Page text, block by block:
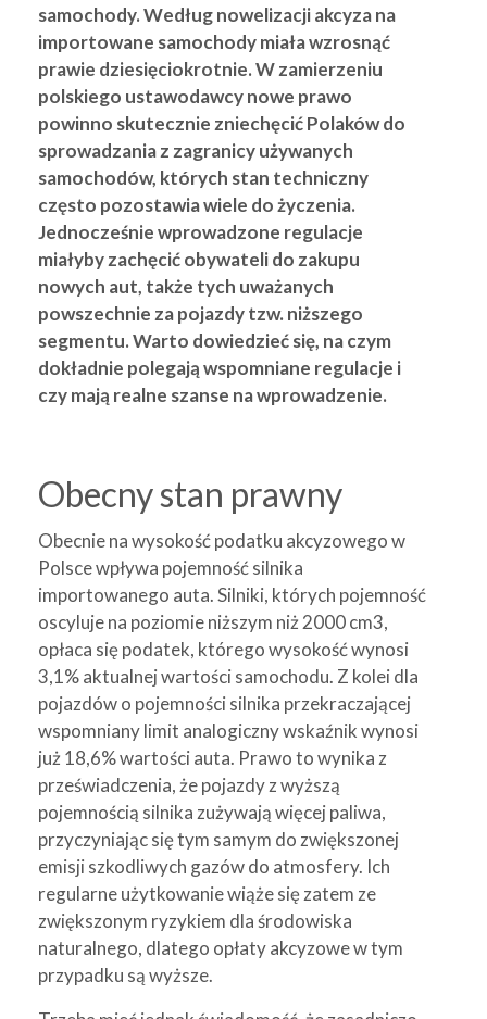
samochody. Według nowelizacji akcyza na
importowane samochody miała wzrosnąć
prawie dziesięciokrotnie. W zamierzeniu
polskiego ustawodawcy nowe prawo
powinno skutecznie zniechęcić Polaków do
sprowadzania z zagranicy używanych
samochodów, których stan techniczny
często pozostawia wiele do życzenia.
Jednocześnie wprowadzone regulacje
miałyby zachęcić obywateli do zakupu
nowych aut, także tych uważanych
powszechnie za pojazdy tzw. niższego
segmentu. Warto dowiedzieć się, na czym
dokładnie polegają wspomniane regulacje i
czy mają realne szanse na wprowadzenie.
Obecny stan prawny
Obecnie na wysokość podatku akcyzowego w
Polsce wpływa pojemność silnika
importowanego auta. Silniki, których pojemność
oscyluje na poziomie niższym niż 2000 cm3,
opłaca się podatek, którego wysokość wynosi
3,1% aktualnej wartości samochodu. Z kolei dla
pojazdów o pojemności silnika przekraczającej
wspomniany limit analogiczny wskaźnik wynosi
już 18,6% wartości auta. Prawo to wynika z
przeświadczenia, że pojazdy z wyższą
pojemnością silnika zużywają więcej paliwa,
przyczyniając się tym samym do zwiększonej
emisji szkodliwych gazów do atmosfery. Ich
regularne użytkowanie wiąże się zatem ze
zwiększonym ryzykiem dla środowiska
naturalnego, dlatego opłaty akcyzowe w tym
przypadku są wyższe.